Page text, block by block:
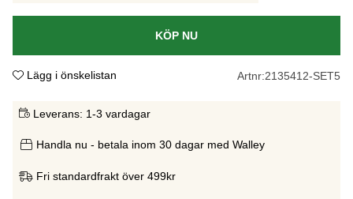
KÖP NU
Lägg i önskelistan Artnr:2135412-SET5
Leverans: 1-3 vardagar
Handla nu - betala inom 30 dagar med Walley
Fri standardfrakt över 499kr